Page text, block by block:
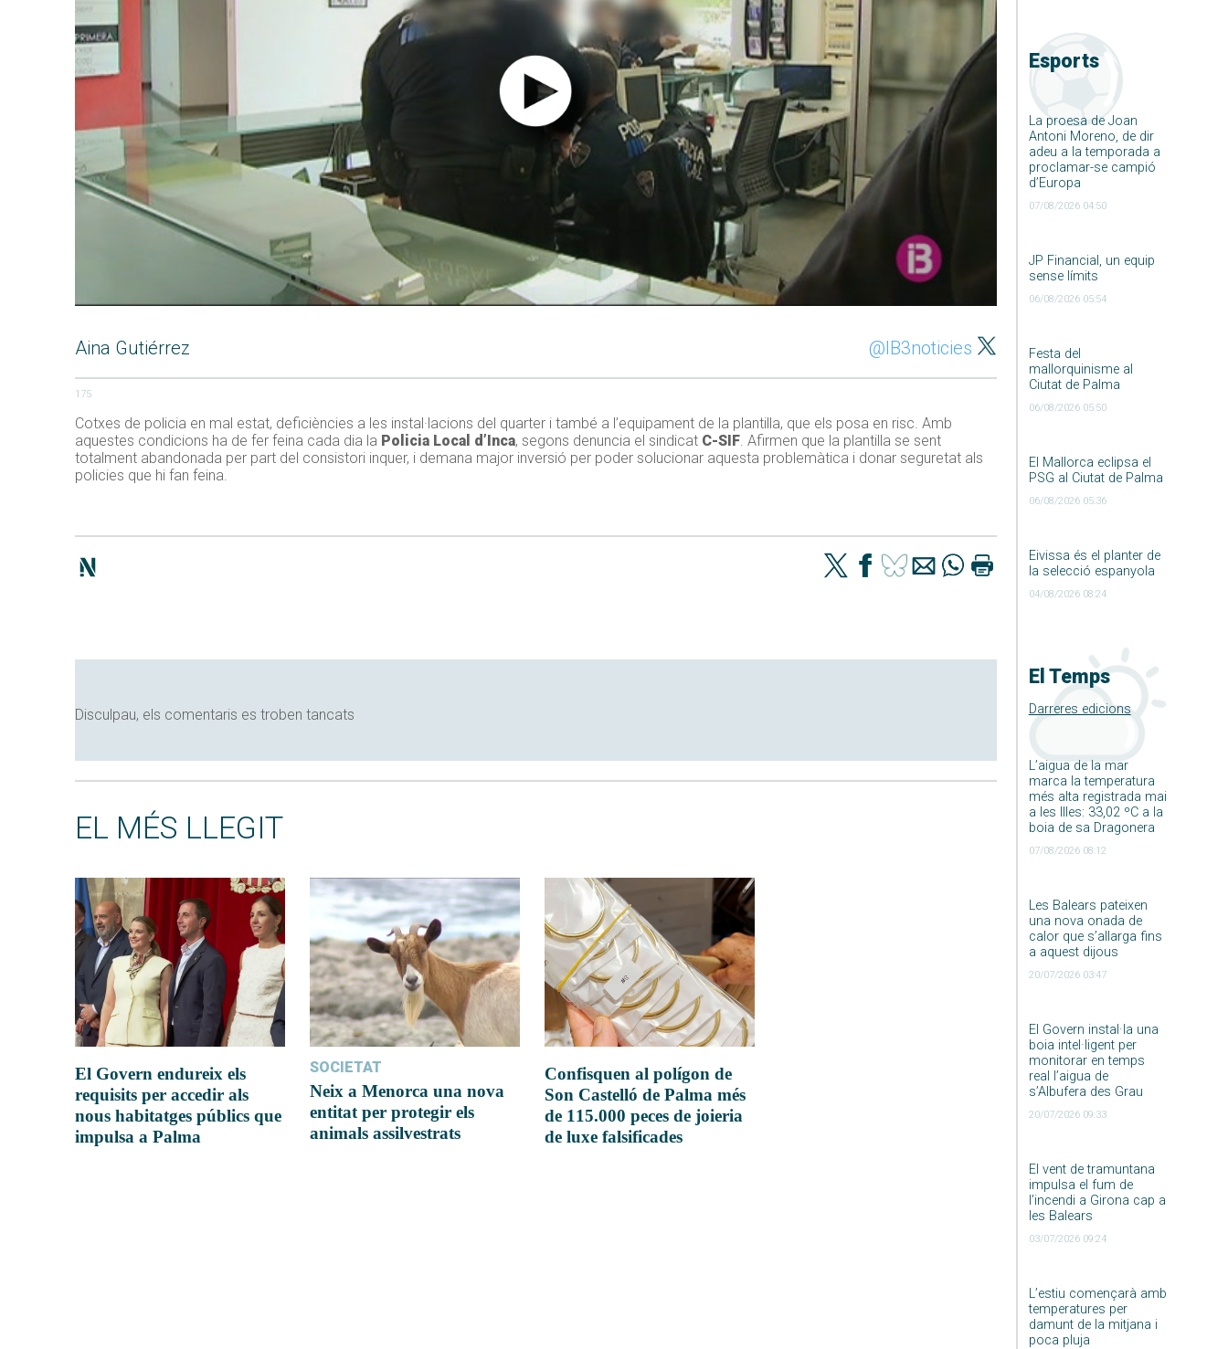
Esports
La proesa de Joan
Antoni Moreno, de dir
adeu a la temporada a
proclamar-se campió
d’Europa
07/08/2026 04:50
JP Financial, un equip
sense límits
06/08/2026 05:54
Festa del
mallorquinisme al
Ciutat de Palma
06/08/2026 05:50
El Mallorca eclipsa el
PSG al Ciutat de Palma
06/08/2026 05:36
Eivissa és el planter de
la selecció espanyola
04/08/2026 08:24
El Temps
Darreres edicions
L’aigua de la mar
marca la temperatura
més alta registrada mai
a les Illes: 33,02 ºC a la
boia de sa Dragonera
07/08/2026 08:12
Les Balears pateixen
una nova onada de
calor que s’allarga fins
a aquest dijous
20/07/2026 03:47
El Govern instal·la una
boia intel·ligent per
monitorar en temps
real l’aigua de
s’Albufera des Grau
20/07/2026 09:33
El vent de tramuntana
impulsa el fum de
l’incendi a Girona cap a
les Balears
03/07/2026 09:24
L’estiu començarà amb
temperatures per
damunt de la mitjana i
poca pluja
Aina Gutiérrez @IB3noticies
175
Cotxes de policia en mal estat, deficiències a les instal·lacions del quarter i també a l’equipament de la plantilla, que els posa en risc. Amb
aquestes condicions ha de fer feina cada dia la Policia Local d’Inca, segons denuncia el sindicat C-SIF. Afirmen que la plantilla se sent
totalment abandonada per part del consistori inquer, i demana major inversió per poder solucionar aquesta problemàtica i donar seguretat als
policies que hi fan feina.
Disculpau, els comentaris es troben tancats
EL MÉS LLEGIT
El Govern endureix els
requisits per accedir als
nous habitatges públics que
impulsa a Palma
SOCIETAT
Neix a Menorca una nova
entitat per protegir els
animals assilvestrats
Confisquen al polígon de
Son Castelló de Palma més
de 115.000 peces de joieria
de luxe falsificades